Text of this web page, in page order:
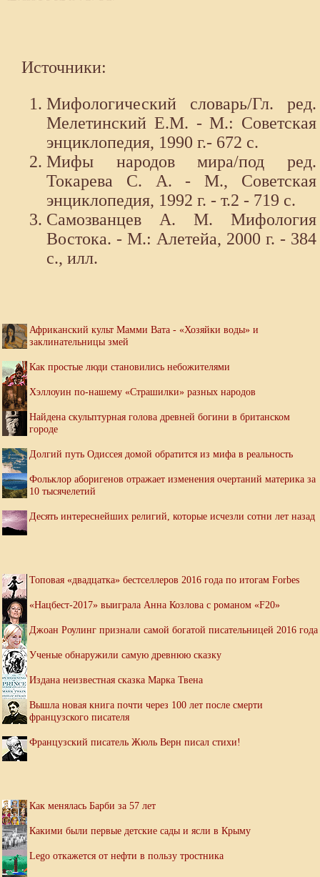
Источники:
Мифологический словарь/Гл. ред.
Мелетинский Е.М. - М.: Советская
энциклопедия, 1990 г.- 672 с.
Мифы народов мира/под ред.
Токарева С. А. - М., Советская
энциклопедия, 1992 г. - т.2 - 719 с.
Самозванцев А. М. Мифология
Востока. - М.: Алетейа, 2000 г. - 384
с., илл.
Африканский культ Мамми Вата - «Хозяйки воды» и
заклинательницы змей
Как простые люди становились небожителями
Хэллоуин по-нашему «Страшилки» разных народов
Найдена скульптурная голова древней богини в британском
городе
Долгий путь Одиссея домой обратится из мифа в реальность
Фольклор аборигенов отражает изменения очертаний материка за
10 тысячелетий
Десять интереснейших религий, которые исчезли сотни лет назад
Топовая «двадцатка» бестселлеров 2016 года по итогам Forbes
«Нацбест-2017» выиграла Анна Козлова с романом «F20»
Джоан Роулинг признали самой богатой писательницей 2016 года
Ученые обнаружили самую древнюю сказку
Издана неизвестная сказка Марка Твена
Вышла новая книга почти через 100 лет после смерти
французского писателя
Французский писатель Жюль Верн писал стихи!
Как менялась Барби за 57 лет
Какими были первые детские сады и ясли в Крыму
Lego откажется от нефти в пользу тростника